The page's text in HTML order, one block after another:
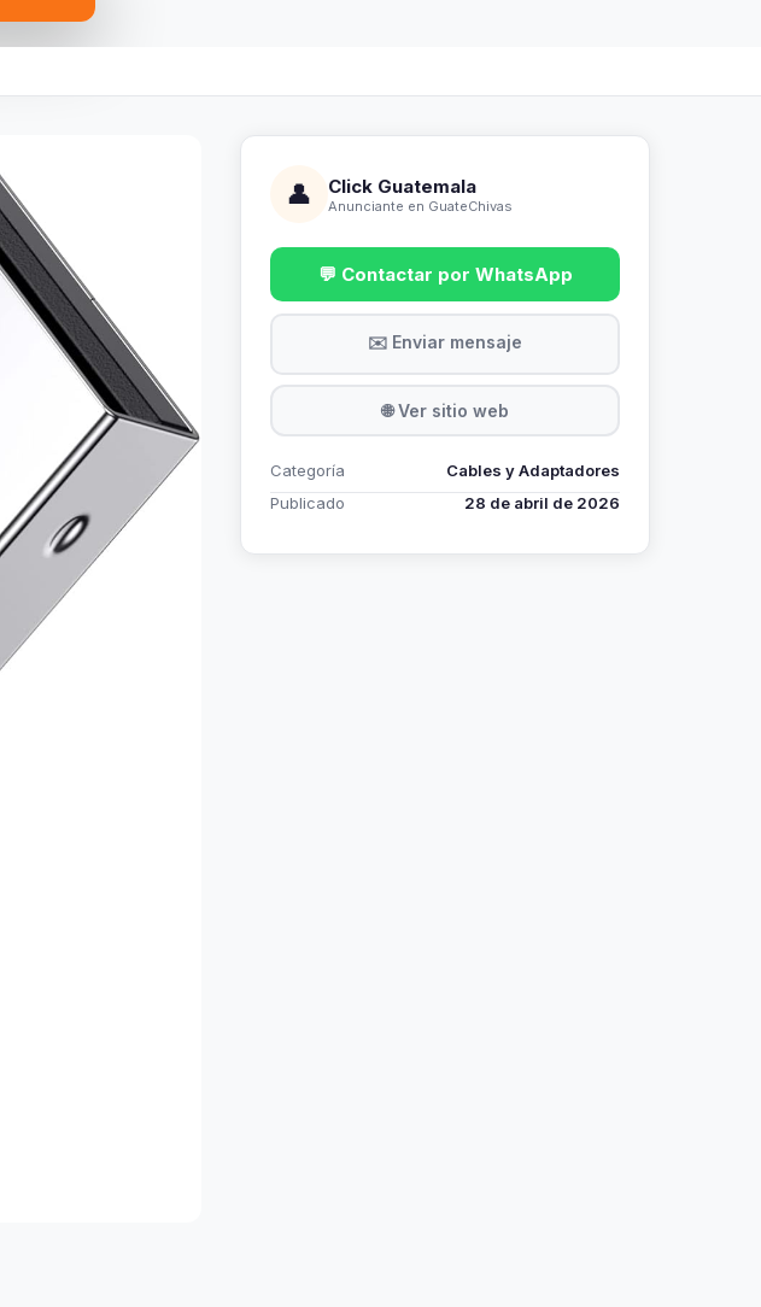
👤 Click Guatemala
Anunciante en GuateChivas
💬 Contactar por WhatsApp
✉️ Enviar mensaje
🌐 Ver sitio web
Categoría
Cables y Adaptadores
Publicado
28 de abril de 2026